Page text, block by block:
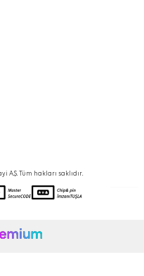
A.Ş. Tüm hakları saklıdır.